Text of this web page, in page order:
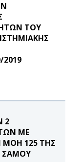
ΤΟΥ
2019
2
ΜΕ
ΜΟΗ 125 ΤΗΣ
ΣΑΜΟΥ